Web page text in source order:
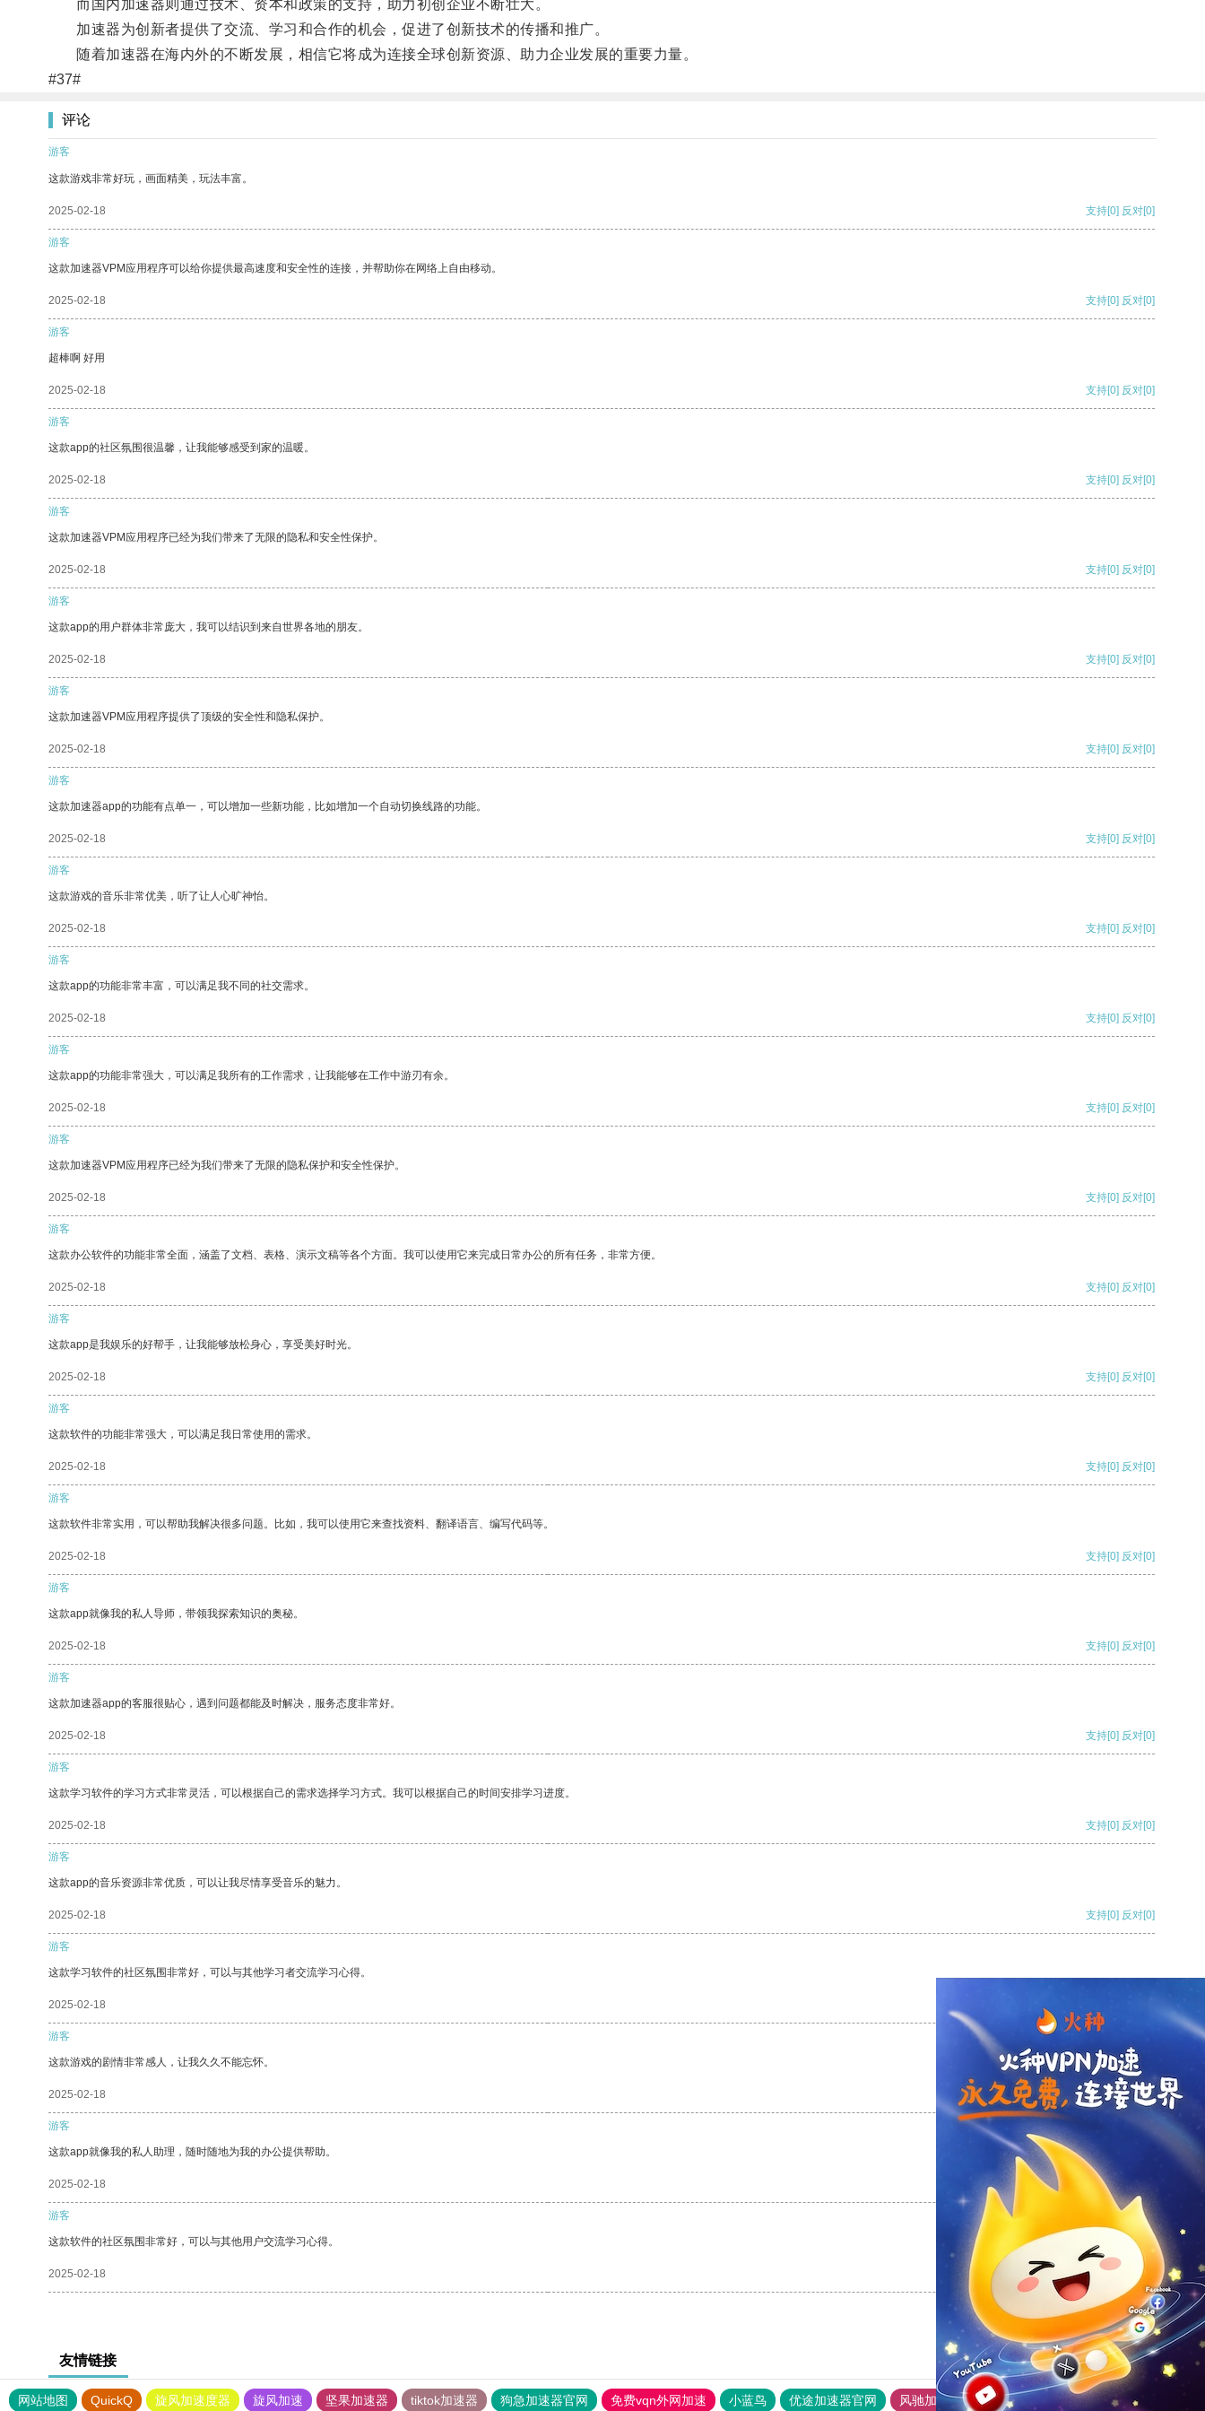
而国内加速器则通过技术、资本和政策的支持，助力初创企业不断壮大。
加速器为创新者提供了交流、学习和合作的机会，促进了创新技术的传播和推广。
随着加速器在海内外的不断发展，相信它将成为连接全球创新资源、助力企业发展的重要力量。
#37#
评论
游客
这款游戏非常好玩，画面精美，玩法丰富。
2025-02-18 支持[0] 反对[0]
游客
这款加速器VPM应用程序可以给你提供最高速度和安全性的连接，并帮助你在网络上自由移动。
2025-02-18 支持[0] 反对[0]
游客
超棒啊 好用
2025-02-18 支持[0] 反对[0]
游客
这款app的社区氛围很温馨，让我能够感受到家的温暖。
2025-02-18 支持[0] 反对[0]
游客
这款加速器VPM应用程序已经为我们带来了无限的隐私和安全性保护。
2025-02-18 支持[0] 反对[0]
游客
这款app的用户群体非常庞大，我可以结识到来自世界各地的朋友。
2025-02-18 支持[0] 反对[0]
游客
这款加速器VPM应用程序提供了顶级的安全性和隐私保护。
2025-02-18 支持[0] 反对[0]
游客
这款加速器app的功能有点单一，可以增加一些新功能，比如增加一个自动切换线路的功能。
2025-02-18 支持[0] 反对[0]
游客
这款游戏的音乐非常优美，听了让人心旷神怡。
2025-02-18 支持[0] 反对[0]
游客
这款app的功能非常丰富，可以满足我不同的社交需求。
2025-02-18 支持[0] 反对[0]
游客
这款app的功能非常强大，可以满足我所有的工作需求，让我能够在工作中游刃有余。
2025-02-18 支持[0] 反对[0]
游客
这款加速器VPM应用程序已经为我们带来了无限的隐私保护和安全性保护。
2025-02-18 支持[0] 反对[0]
游客
这款办公软件的功能非常全面，涵盖了文档、表格、演示文稿等各个方面。我可以使用它来完成日常办公的所有任务，非常方便。
2025-02-18 支持[0] 反对[0]
游客
这款app是我娱乐的好帮手，让我能够放松身心，享受美好时光。
2025-02-18 支持[0] 反对[0]
游客
这款软件的功能非常强大，可以满足我日常使用的需求。
2025-02-18 支持[0] 反对[0]
游客
这款软件非常实用，可以帮助我解决很多问题。比如，我可以使用它来查找资料、翻译语言、编写代码等。
2025-02-18 支持[0] 反对[0]
游客
这款app就像我的私人导师，带领我探索知识的奥秘。
2025-02-18 支持[0] 反对[0]
游客
这款加速器app的客服很贴心，遇到问题都能及时解决，服务态度非常好。
2025-02-18 支持[0] 反对[0]
游客
这款学习软件的学习方式非常灵活，可以根据自己的需求选择学习方式。我可以根据自己的时间安排学习进度。
2025-02-18 支持[0] 反对[0]
游客
这款app的音乐资源非常优质，可以让我尽情享受音乐的魅力。
2025-02-18 支持[0] 反对[0]
游客
这款学习软件的社区氛围非常好，可以与其他学习者交流学习心得。
2025-02-18
游客
这款游戏的剧情非常感人，让我久久不能忘怀。
2025-02-18 支持 [0] 反对[0]
游客
这款app就像我的私人助理，随时随地为我的办公提供帮助。
2025-02-18 支持[0] 反对
游客
这款软件的社区氛围非常好，可以与其他用户交流学习心得。
2025-02-18 支持[0] 反对[0]
友情链接
网站地图 QuickQ 旋风加速度器 旋风加速 坚果加速器 tiktok加速器 狗急加速器官网 免费vqn外网加速 小蓝鸟 优途加速器官网 风驰加速器 旋风加速器